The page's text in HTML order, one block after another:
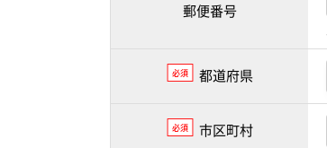
郵便番号
必須 都道府県
必須 市区町村